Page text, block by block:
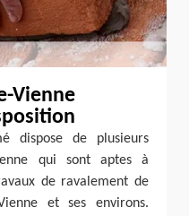
Vienne
dispose de plusieurs
qui sont aptes à
de ravalement de
et ses environs.